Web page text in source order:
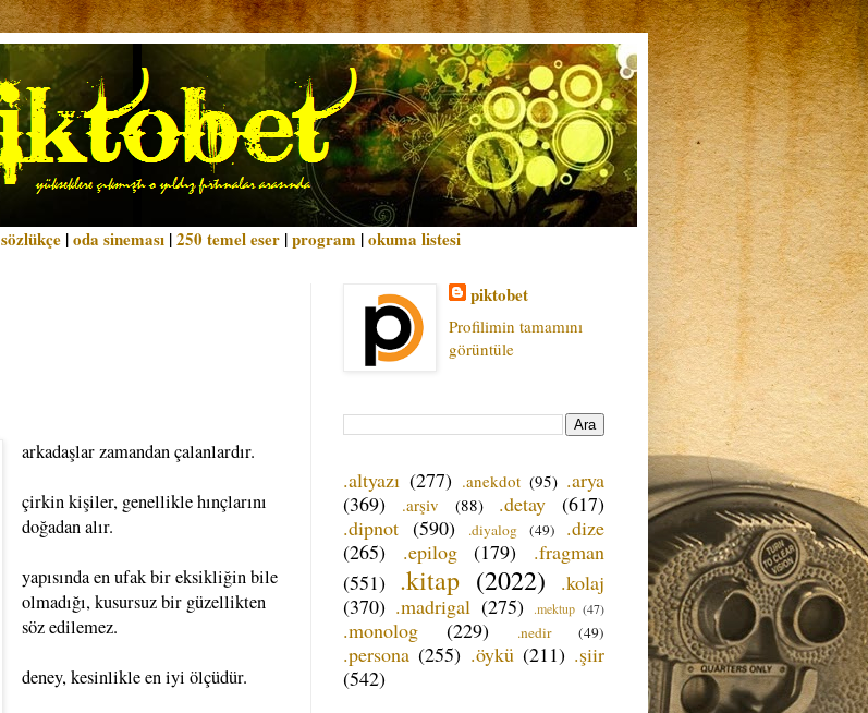
sözlükçe |oda sineması |250 temel eser |program |okuma listesi
arkadaşlar zamandan çalanlardır.
çirkin kişiler, genellikle hınçlarını
doğadan alır.
yapısında en ufak bir eksikliğin bile
olmadığı, kusursuz bir güzellikten
söz edilemez.
deney, kesinlikle en iyi ölçüdür.
piktobet
Profilimin tamamını
görüntüle
.altyazı (277) .anekdot (95) .arya
(369)
.arşiv (88) .detay
(617)
.dipnot (590) .diyalog (49)
.dize
(265)
.epilog (179)
.fragman
(551) .kitap (2022)
.kolaj
(370) .madrigal (275) .mektup (47)
.monolog (229) .nedir (49)
.persona (255) .öykü (211) .şiir
(542)